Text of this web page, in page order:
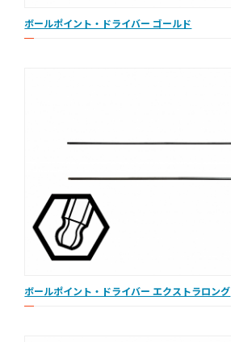
ボールポイント・ドライバー ゴールド
ボールポイント・ドライバー エクストラロング